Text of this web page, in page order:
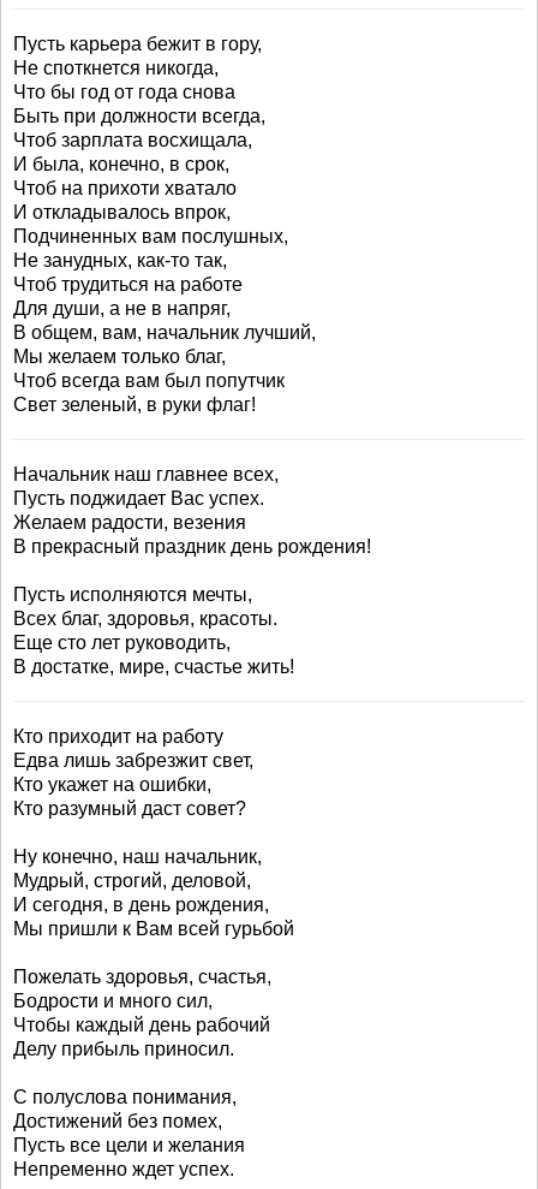
Пусть карьера бежит в гору,
Не споткнется никогда,
Что бы год от года снова
Быть при должности всегда,
Чтоб зарплата восхищала,
И была, конечно, в срок,
Чтоб на прихоти хватало
И откладывалось впрок,
Подчиненных вам послушных,
Не занудных, как-то так,
Чтоб трудиться на работе
Для души, а не в напряг,
В общем, вам, начальник лучший,
Мы желаем только благ,
Чтоб всегда вам был попутчик
Свет зеленый, в руки флаг!
Начальник наш главнее всех,
Пусть поджидает Вас успех.
Желаем радости, везения
В прекрасный праздник день рождения!
Пусть исполняются мечты,
Всех благ, здоровья, красоты.
Еще сто лет руководить,
В достатке, мире, счастье жить!
Кто приходит на работу
Едва лишь забрезжит свет,
Кто укажет на ошибки,
Кто разумный даст совет?
Ну конечно, наш начальник,
Мудрый, строгий, деловой,
И сегодня, в день рождения,
Мы пришли к Вам всей гурьбой
Пожелать здоровья, счастья,
Бодрости и много сил,
Чтобы каждый день рабочий
Делу прибыль приносил.
С полуслова понимания,
Достижений без помех,
Пусть все цели и желания
Непременно ждет успех.